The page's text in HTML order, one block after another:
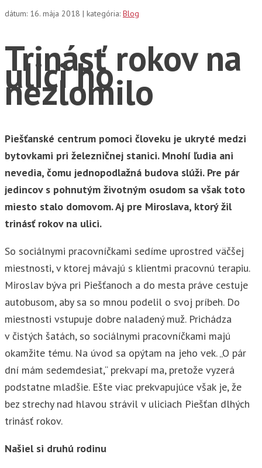
dátum: 16. mája 2018 | kategória: Blog
Trinásť rokov na
ulici ho
nezlomilo
Piešťanské centrum pomoci človeku je ukryté medzi
bytovkami pri železničnej stanici. Mnohí ľudia ani
nevedia, čomu jednopodlažná budova slúži. Pre pár
jedincov s pohnutým životným osudom sa však toto
miesto stalo domovom. Aj pre Miroslava, ktorý žil
trinásť rokov na ulici.
So sociálnymi pracovníčkami sedíme uprostred väčšej
miestnosti, v ktorej mávajú s klientmi pracovnú terapiu.
Miroslav býva pri Piešťanoch a do mesta práve cestuje
autobusom, aby sa so mnou podelil o svoj príbeh. Do
miestnosti vstupuje dobre naladený muž. Prichádza
v čistých šatách, so sociálnymi pracovníčkami majú
okamžite tému. Na úvod sa opýtam na jeho vek. „O pár
dní mám sedemdesiat,“ prekvapí ma, pretože vyzerá
podstatne mladšie. Ešte viac prekvapujúce však je, že
bez strechy nad hlavou strávil v uliciach Piešťan dlhých
trinásť rokov.
Našiel si druhú rodinu